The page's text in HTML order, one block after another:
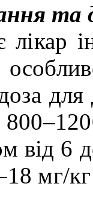
та
для
від 6
мг/